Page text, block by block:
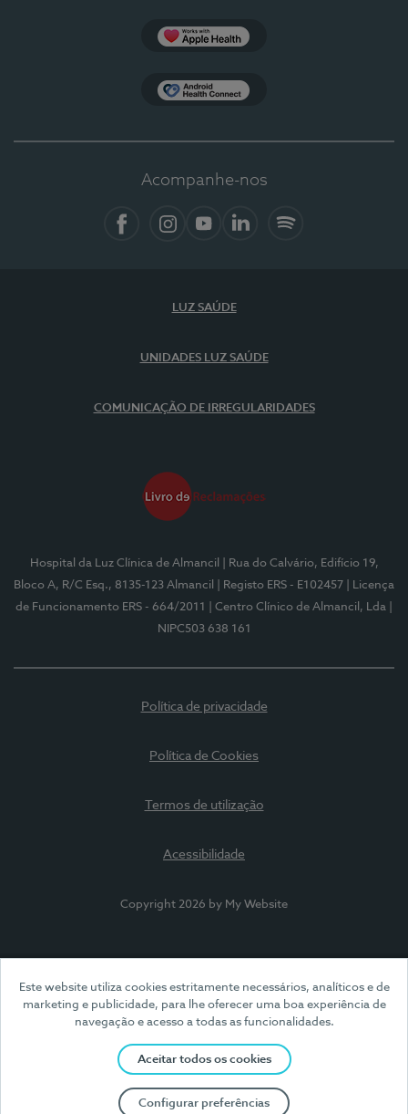
Este website utiliza cookies estritamente necessários, analíticos e de
marketing e publicidade, para lhe oferecer uma boa experiência de
navegação e acesso a todas as funcionalidades.
Aceitar todos os cookies
Configurar preferências
Acompanhe-nos
LUZ SAÚDE
UNIDADES LUZ SAÚDE
COMUNICAÇÃO DE IRREGULARIDADES
Hospital da Luz Clínica de Almancil
| Rua do Calvário, Edifício 19,
Bloco A, R/C Esq., 8135-123 Almancil
| Registo ERS - E102457
| Licença
de Funcionamento ERS - 664/2011
| Centro Clínico de Almancil, Lda
NIPC503 638 161
Política de privacidade
Política de Cookies
Termos de utilização
Acessibilidade
Copyright 2026 by My Website